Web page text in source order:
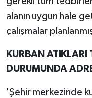
alanın uygun hale
çalışmalar
KURBAN ATIKLARI
DURUMUNDA
'Şehir merkezinde